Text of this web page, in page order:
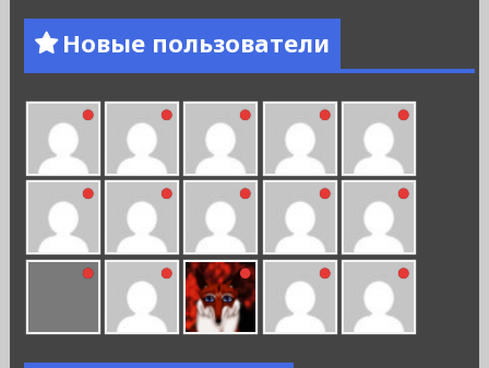
Новые пользователи